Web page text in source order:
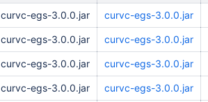
curvc-egs-3.0.0.jar curvc-egs-3.0.0.jar
curvc-egs-3.0.0.jar curvc-egs-3.0.0.jar
curvc-egs-3.0.0.jar curvc-egs-3.0.0.jar
curvc-egs-3.0.0.jar curvc-egs-3.0.0.jar